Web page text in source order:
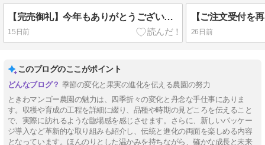
【完売御礼】今年もありがとうございました！トラブルの多い年でしたが、皆様のおかげで完売できました
15日前 26日前
このブログのここがポイント
季節の変化と果実の進化を伝える農園の努力
ときわマンゴー農園の魅力は、四季折々の変化と丹念な手仕事にありま
す。収穫や育成の工程を詳細に綴り、品種や時期の見どころを伝えること
で、実際に訪れるような臨場感を感じさせます。さらに、新しいパッケー
ジ導入など革新的な取り組みも紹介し、伝統と進化の両面を楽しめる内容
となっています。ほんのりとした温かみを持ちながら、確かな成長と未来